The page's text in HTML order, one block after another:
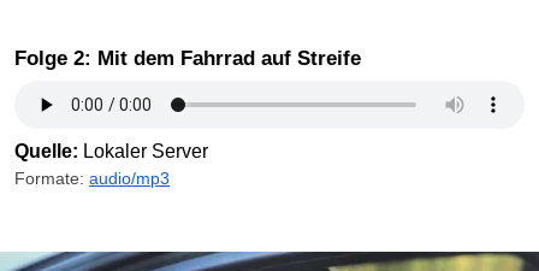
Folge 2: Mit dem Fahrrad auf Streife
Quelle: Lokaler Server
Formate: audio/mp3